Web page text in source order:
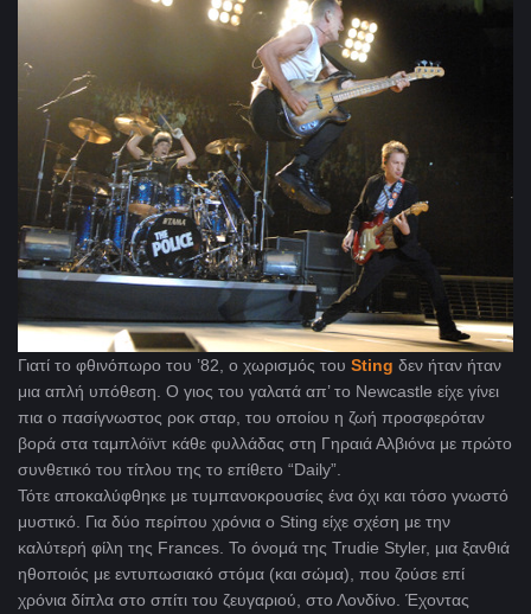
Γιατί το φθινόπωρο του ’82, ο χωρισμός του Sting δεν ήταν ήταν
μια απλή υπόθεση. Ο γιος του γαλατά απ’ το Newcastle είχε γίνει
πια ο πασίγνωστος ροκ σταρ, του οποίου η ζωή προσφερόταν
βορά στα ταμπλόϊντ κάθε φυλλάδας στη Γηραιά Αλβιόνα με πρώτο
συνθετικό του τίτλου της το επίθετο “Daily”.
Τότε αποκαλύφθηκε με τυμπανοκρουσίες ένα όχι και τόσο γνωστό
μυστικό. Για δύο περίπου χρόνια ο Sting είχε σχέση με την
καλύτερή φίλη της Frances. Το όνομά της Trudie Styler, μια ξανθιά
ηθοποιός με εντυπωσιακό στόμα (και σώμα), που ζούσε επί
χρόνια δίπλα στο σπίτι του ζευγαριού, στο Λονδίνο. Έχοντας